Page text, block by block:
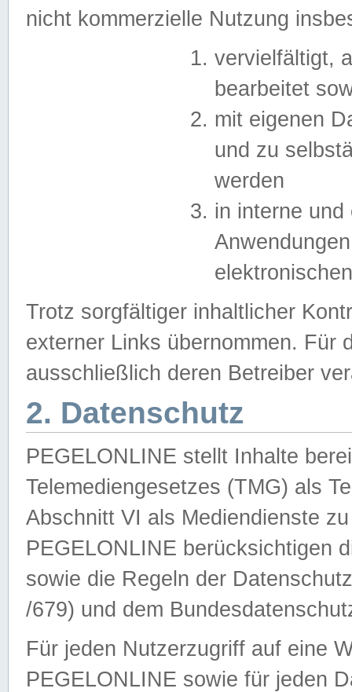
nicht kommerzielle Nutzung
vervielfältigt,
bearbeitet
mit eigenen
und zu
werden
in interne
Trotz sorgfältiger inhaltlicher
externer Links übernommen. Für
ausschließlich deren Betreiber
2. Datenschutz
PEGELONLINE stellt Inhalte
Telemediengesetzes (TMG) als
Abschnitt VI als Mediendienste
PEGELONLINE berücksichtigen
sowie die Regeln der
/679) und dem
Für jeden Nutzerzugriff auf eine
PEGELONLINE sowie für jeden